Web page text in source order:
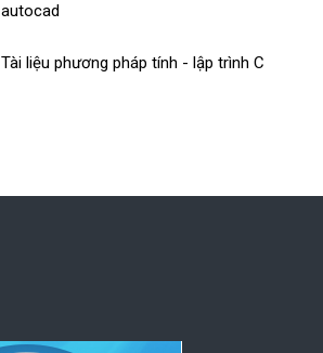
autocad
Tài liệu phương pháp tính - lập trình C